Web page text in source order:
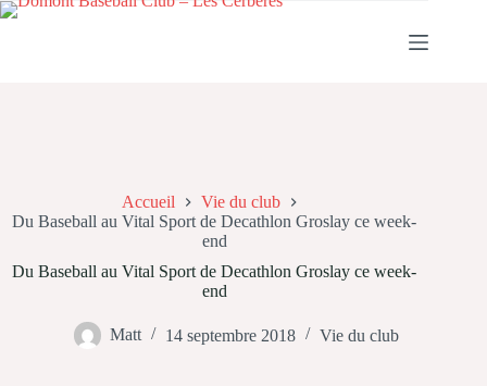
Passer
Accueil
Vie du club
Du Baseball au Vital Sport de Decathlon Groslay ce week-
end
Du Baseball au Vital Sport de Decathlon Groslay ce week-
end
Matt 14 septembre 2018 Vie du club